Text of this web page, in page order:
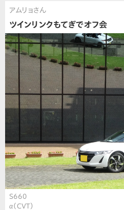
アムリョさん
ツインリンクもてぎでオフ会
S660
α（CVT）